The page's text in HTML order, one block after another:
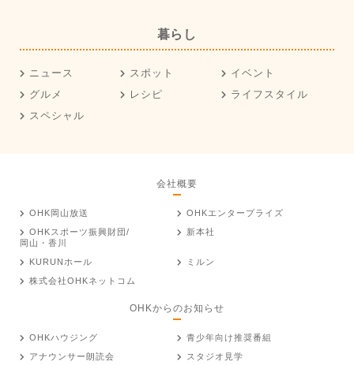
暮らし
ニュース スポット
イベント
グルメ
レシピ
ライフスタイル
スペシャル
会社概要
OHK岡山放送
OHKエンタープライズ
OHKスポーツ振興財団/
岡山・香川
新本社
KURUNホール
ミルン
株式会社OHKネットコム
OHKからのお知らせ
OHKハウジング
青少年向け推奨番組
アナウンサー朗読会
スタジオ見学